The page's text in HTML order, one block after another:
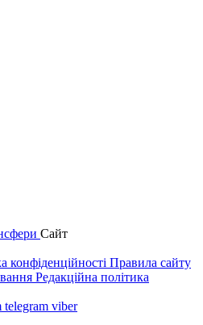
Сайт
конфіденційності Правила сайту
Редакційна політика
telegram viber